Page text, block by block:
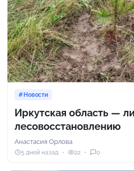
Новости
Иркутская область —
лесовосстановлению
Анастасия Орлова
5 дней назад 22 0